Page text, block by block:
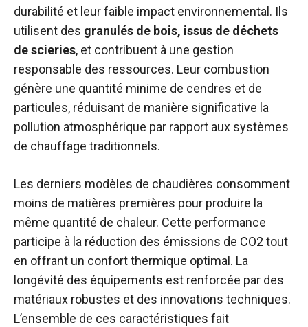
durabilité et leur faible impact environnemental. Ils
utilisent des granulés de bois, issus de déchets
de scieries, et contribuent à une gestion
responsable des ressources. Leur combustion
génère une quantité minime de cendres et de
particules, réduisant de manière significative la
pollution atmosphérique par rapport aux systèmes
de chauffage traditionnels.
Les derniers modèles de chaudières consomment
moins de matières premières pour produire la
même quantité de chaleur. Cette performance
participe à la réduction des émissions de CO2 tout
en offrant un confort thermique optimal. La
longévité des équipements est renforcée par des
matériaux robustes et des innovations techniques.
L’ensemble de ces caractéristiques fait